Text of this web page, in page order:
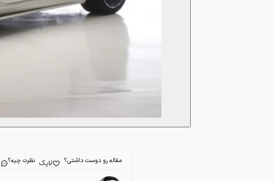
مقاله رو دوست داشتی؟ لایک نظرت چیه؟